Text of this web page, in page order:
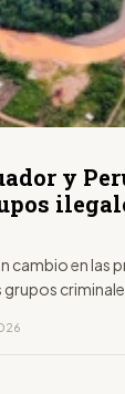
y
cambio en las